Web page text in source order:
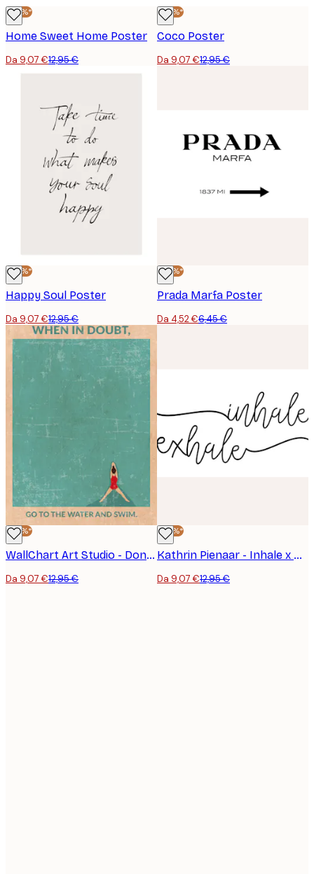
-30%*
Home Sweet Home Poster
Da 9,07 €12,95 €
-30%*
Coco Poster
Da 9,07 €12,95 €
-30%*
Happy Soul Poster
Da 9,07 €12,95 €
-30%*
Prada Marfa Poster
Da 4,52 €6,45 €
-30%*
WallChart Art Studio - Donna in Piscina Poster
Da 9,07 €12,95 €
-30%*
Kathrin Pienaar - Inhale x Exhale Poster
Da 9,07 €12,95 €